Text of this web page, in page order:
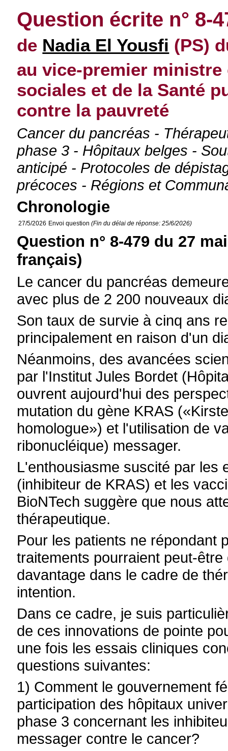
Question écrite n° 8-
de Nadia El Yousfi (PS)
au vice-premier
sociales et de la Santé
contre la pauvreté
Cancer du pancréas -
phase 3 - Hôpitaux belges -
anticipé - Protocoles de
précoces - Régions et
Chronologie
27/5/2026 Envoi question(Fin du délai de réponse: 25/6/2026)
Question n° 8-479 du 27
français)
Le cancer du pancréas
avec plus de 2 200 nouveaux
Son taux de survie à cinq ans
principalement en raison d'un
Néanmoins, des avancées
par l'Institut Jules Bordet
ouvrent aujourd'hui des
mutation du gène KRAS
homologue») et l'utilisation de
ribonucléique) messager.
L'enthousiasme suscité par les
(inhibiteur de KRAS) et les
BioNTech suggère que nous
thérapeutique.
Pour les patients ne répondant
traitements pourraient peut-
davantage dans le cadre de
intention.
Dans ce cadre, je suis
de ces innovations de pointe
une fois les essais cliniques
questions suivantes:
1) Comment le gouvernement
participation des hôpitaux
phase 3 concernant les
messager contre le cancer?